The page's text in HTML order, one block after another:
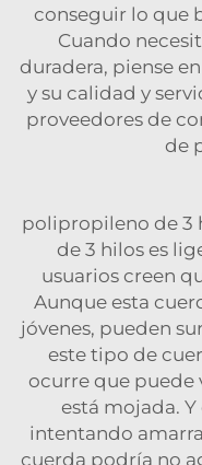
conseguir lo que
Cuando
duradera, piense
y su calidad y
proveedores de
de
polipropileno de 3
de 3 hilos es
usuarios creen
Aunque esta
jóvenes, pueden
este tipo de
ocurre que puede
está mojada. Y
intentando
cuerda podría no